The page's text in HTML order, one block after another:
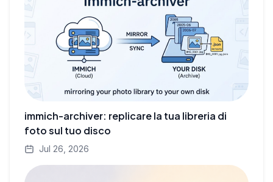
immich-archiver: replicare la tua libreria di
foto sul tuo disco
Jul 26, 2026